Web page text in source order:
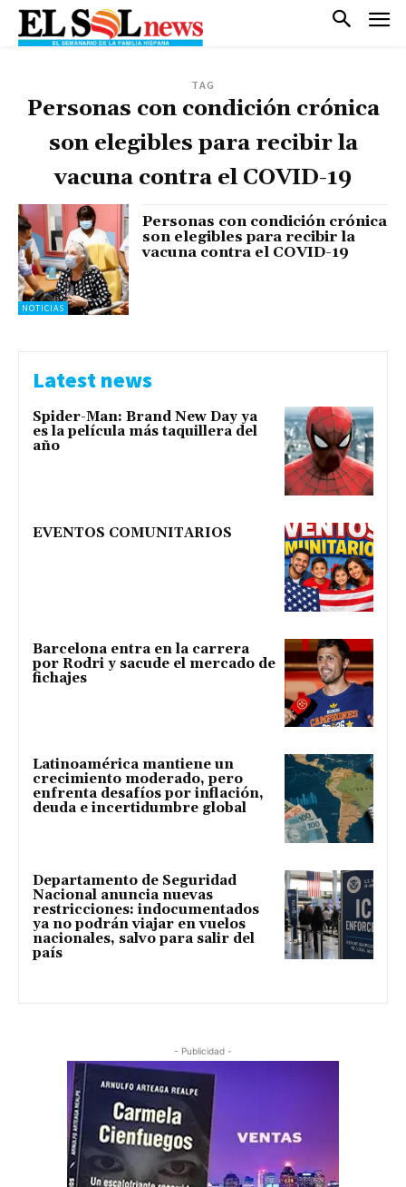
TAG
Personas con condición crónica
son elegibles para recibir la
vacuna contra el COVID-19
NOTICIAS
Personas con condición crónica
son elegibles para recibir la
vacuna contra el COVID-19
Latest news
Spider-Man: Brand New Day ya
es la película más taquillera del
año
EVENTOS COMUNITARIOS
Barcelona entra en la carrera
por Rodri y sacude el mercado de
fichajes
Latinoamérica mantiene un
crecimiento moderado, pero
enfrenta desafíos por inflación,
deuda e incertidumbre global
Departamento de Seguridad
Nacional anuncia nuevas
restricciones: indocumentados
ya no podrán viajar en vuelos
nacionales, salvo para salir del
país
- Publicidad -